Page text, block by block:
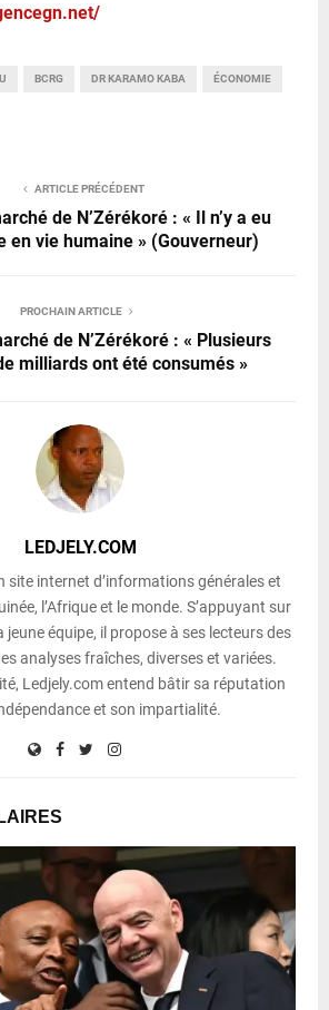
BCRG DR KARAMO KABA ÉCONOMIE
ARTICLE PRÉCÉDENT
de N’Zérékoré : « Il n’y a eu
en vie humaine » (Gouverneur)
PROCHAIN ARTICLE
de N’Zérékoré : « Plusieurs
milliards ont été consumés »
LEDJELY.COM
site internet d’informations générales et
l’Afrique et le monde. S’appuyant sur
jeune équipe, il propose à ses lecteurs des
analyses fraîches, diverses et variées.
Ledjely.com entend bâtir sa réputation
et son impartialité.